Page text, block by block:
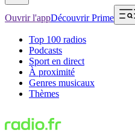
Ouvrir l'appDécouvrir Prime
Top 100 radios
Podcasts
Sport en direct
À proximité
Genres musicaux
Thèmes